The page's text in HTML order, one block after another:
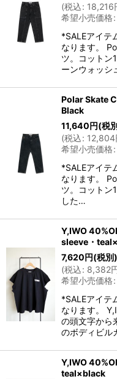
(税込: 18,216
希望小売価格:
*SALEアイテ
なります。
ツ。コットン
ーンウォッシ
Polar Skate
Black
11,640円(税
(税込: 12,804
希望小売価格:
*SALEアイテ
なります。
ツ。コット
した…
Y,IWO
sleeve・
7,620円(税別)
(税込: 8,382
希望小売価格:
*SALEアイテ
なります。
の頭文字から
のボディビル
Y,IWO
teal×black